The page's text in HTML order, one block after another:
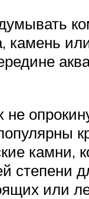
камни,
или